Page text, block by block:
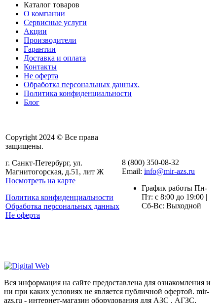
Каталог товаров
О компании
Сервисные услуги
Акции
Производители
Гарантии
Доставка и оплата
Контакты
Не оферта
Обработка персональных данных.
Политика конфиденциальности
Блог
Copyright 2024 © Все права
защищены.
г. Санкт-Петербург, ул.
Магнитогорская, д.51, лит Ж
Посмотреть на карте
Политика конфиденциальности
Обработка персональных данных
Не оферта
8 (800) 350-08-32
Email: info@mir-azs.ru
График работы Пн-
Пт: с 8:00 до 19:00 |
Сб-Вс: Выходной
Вся информация на сайте предоставлена для ознакомления и
ни при каких условиях не является публичной офертой. mir-
azs.ru - интернет-магазин оборудования для АЗС , АГЗС,